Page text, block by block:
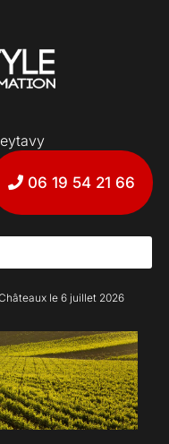
06 19 54 21 66
le 6 juillet 2026